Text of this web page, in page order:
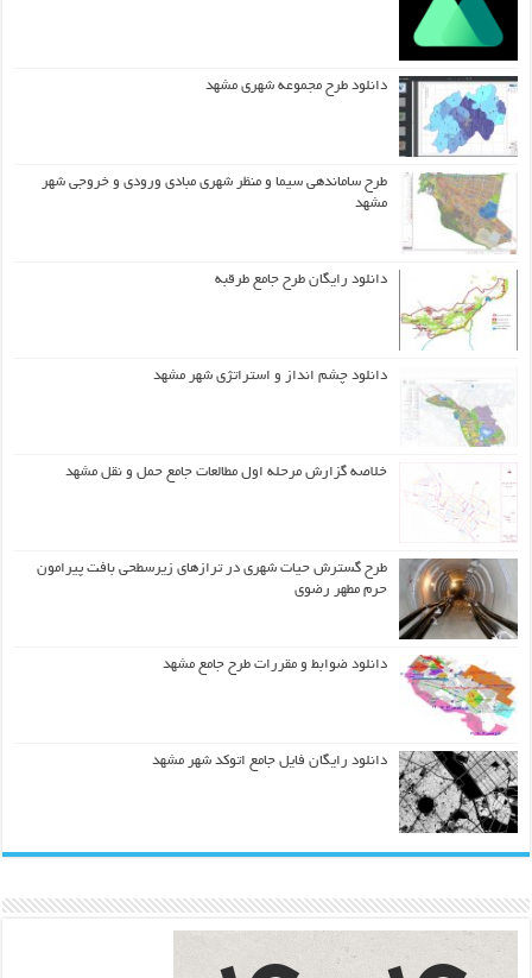
دانلود طرح مجموعه شهری مشهد
طرح ساماندهی سیما و منظر شهری مبادی ورودی و خروجی شهر
مشهد
دانلود رایگان طرح جامع طرقبه
دانلود چشم انداز و استراتژی شهر مشهد
خلاصه گزارش مرحله اول مطالعات جامع حمل و نقل مشهد
طرح گسترش حیات شهري در ترازهاي زیرسطحی بافت پیرامون
حرم مطهر رضوي
دانلود ضوابط و مقررات طرح جامع مشهد
دانلود رایگان فایل جامع اتوکد شهر مشهد